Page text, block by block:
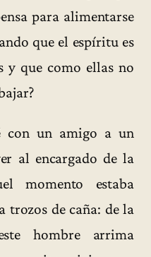
para alimentarse
que el espíritu es
y que como ellas no
con un amigo a un
al encargado de la
momento estaba
trozos de caña: de la
hombre arrima